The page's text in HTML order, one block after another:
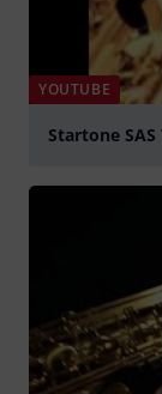
YOUTUBE
Startone